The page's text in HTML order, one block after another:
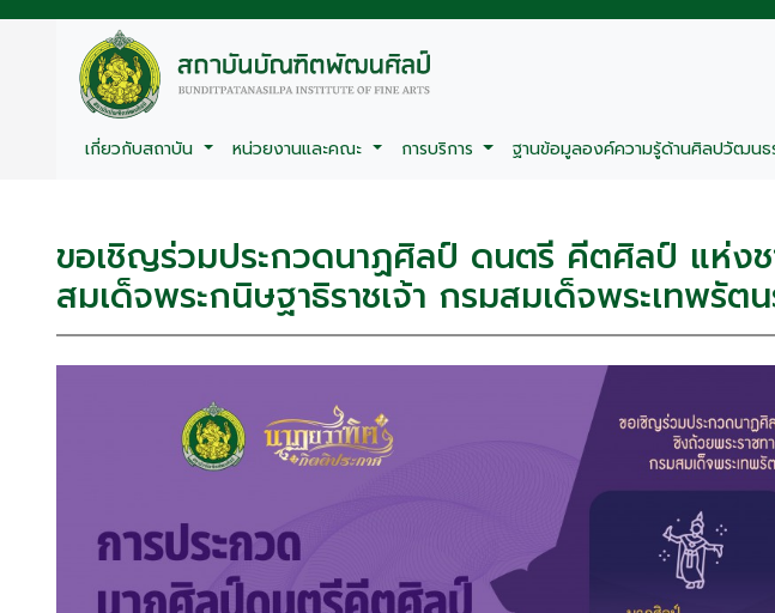
เกี่ยวกับสถาบัน หน่วยงานและคณะ การบริการ ฐานข้อมูลองค์ความรู้ด้านศิลปวัฒนธ
ขอเชิญร่วมประกวดนาฏศิลป์ ดนตรี คีตศิลป์ แห่ง
สมเด็จพระกนิษฐาธิราชเจ้า กรมสมเด็จพระเทพรัต